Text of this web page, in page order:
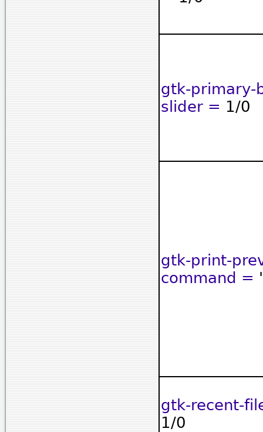
gtk-primary-
slider = 1/0
gtk-print-
command =
gtk-recent-
1/0